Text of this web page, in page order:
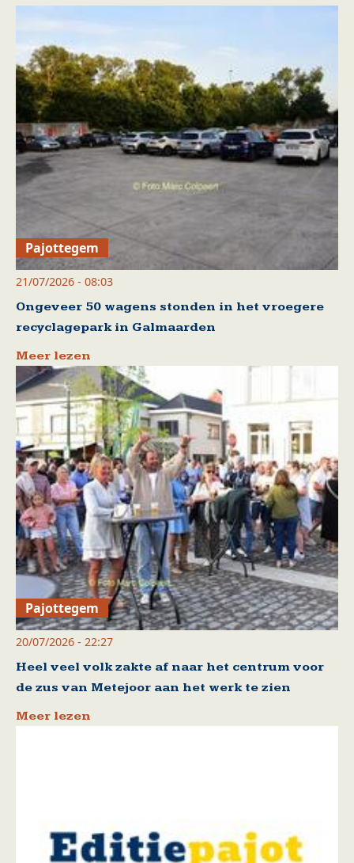
Pajottegem
21/07/2026 - 08:03
Ongeveer 50 wagens stonden in het vroegere
recyclagepark in Galmaarden
Meer lezen
Pajottegem
20/07/2026 - 22:27
Heel veel volk zakte af naar het centrum voor
de zus van Metejoor aan het werk te zien
Meer lezen